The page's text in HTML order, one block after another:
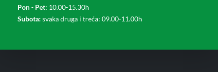
Pon - Pet: 10.00-15.30h
Subota: svaka druga i treća: 09.00-11.00h